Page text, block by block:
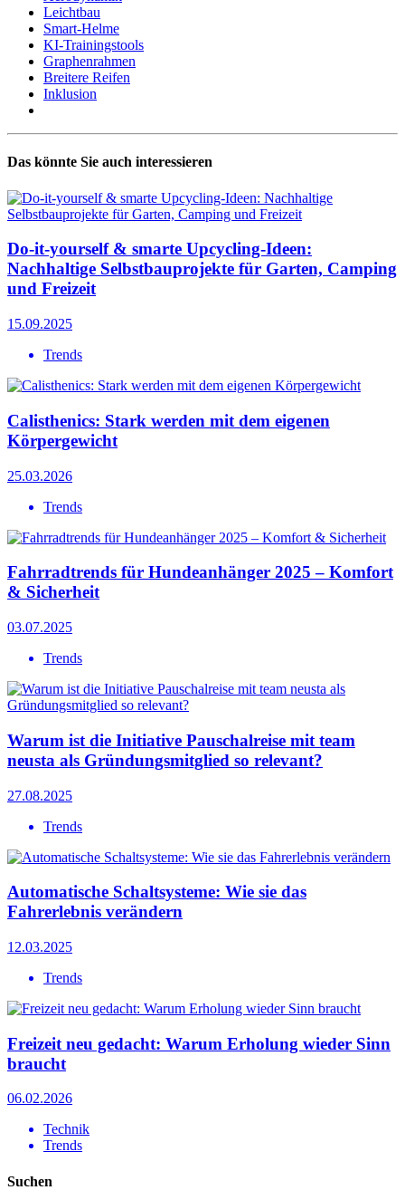
Leichtbau
Smart-Helme
KI-Trainingstools
Graphenrahmen
Breitere Reifen
Inklusion
Das könnte Sie auch interessieren
Do-it-yourself & smarte Upcycling-Ideen:
Nachhaltige Selbstbauprojekte für Garten, Camping
und Freizeit
15.09.2025
Trends
Calisthenics: Stark werden mit dem eigenen
Körpergewicht
25.03.2026
Trends
Fahrradtrends für Hundeanhänger 2025 – Komfort
& Sicherheit
03.07.2025
Trends
Warum ist die Initiative Pauschalreise mit team
neusta als Gründungsmitglied so relevant?
27.08.2025
Trends
Automatische Schaltsysteme: Wie sie das
Fahrerlebnis verändern
12.03.2025
Trends
Freizeit neu gedacht: Warum Erholung wieder Sinn
braucht
06.02.2026
Technik
Trends
Suchen